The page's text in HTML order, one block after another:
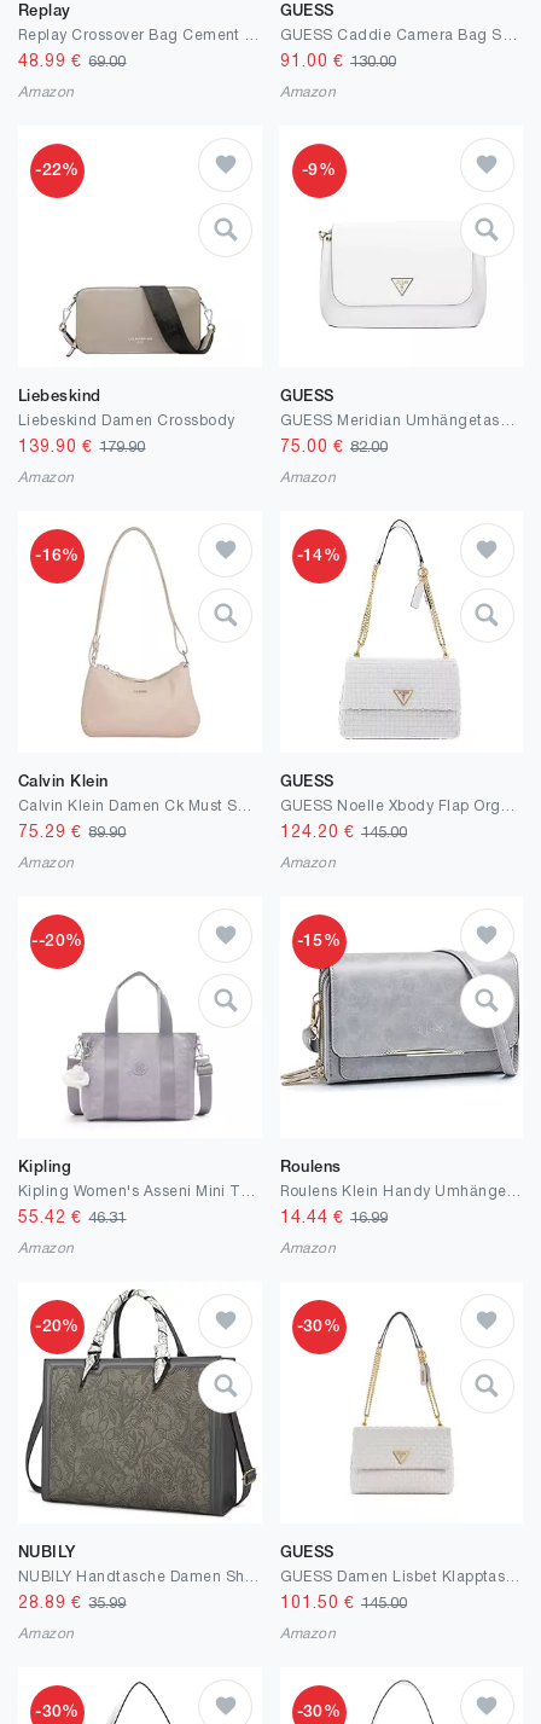
Replay
48.99 €69.00
Amazon
GUESS
91.00 € 130.00
Amazon
-22%
Liebeskind
Liebeskind Damen Crossbody
139.90 €179.90
Amazon
-9%
GUESS
75.00 € 82.00
Amazon
-16%
Calvin Klein
75.29 €89.90
Amazon
-14%
GUESS
124.20 € 145.00
Amazon
--20%
Kipling
55.42 €46.31
Amazon
-15%
Roulens
14.44 € 16.99
Amazon
-20%
NUBILY
28.89 €35.99
Amazon
-30%
GUESS
101.50 € 145.00
Amazon
-30% -30%